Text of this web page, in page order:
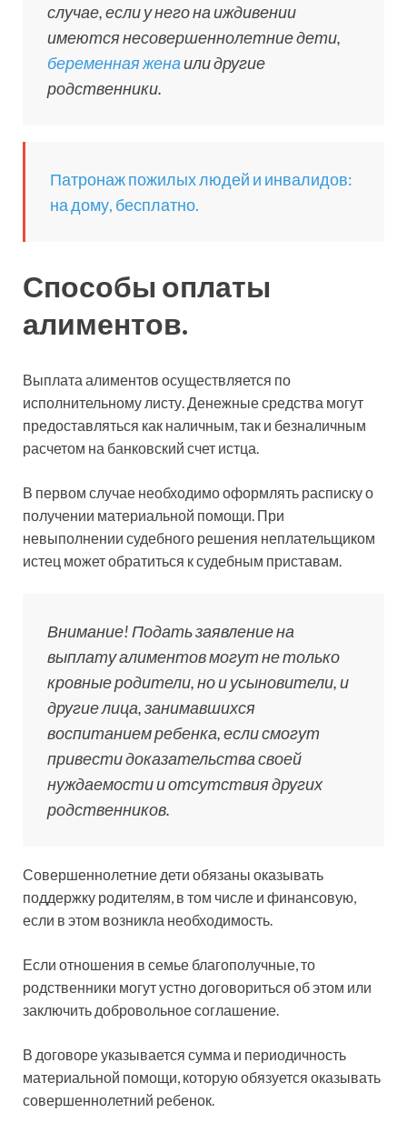
случае, если у него на иждивении
имеются несовершеннолетние дети,
беременная женаили другие
родственники.
Патронаж пожилых людей и инвалидов:
на дому, бесплатно.
Способы оплаты
алиментов.
Выплата алиментов осуществляется по
исполнительному листу. Денежные средства могут
предоставляться как наличным, так и безналичным
расчетом на банковский счет истца.
В первом случае необходимо оформлять расписку о
получении материальной помощи. При
невыполнении судебного решения неплательщиком
истец может обратиться к судебным приставам.
Внимание! Подать заявление на
выплату алиментов могут не только
кровные родители, но и усыновители, и
другие лица, занимавшихся
воспитанием ребенка, если смогут
привести доказательства своей
нуждаемости и отсутствия других
родственников.
Совершеннолетние дети обязаны оказывать
поддержку родителям, в том числе и финансовую,
если в этом возникла необходимость.
Если отношения в семье благополучные, то
родственники могут устно договориться об этом или
заключить добровольное соглашение.
В договоре указывается сумма и периодичность
материальной помощи, которую обязуется оказывать
совершеннолетний ребенок.